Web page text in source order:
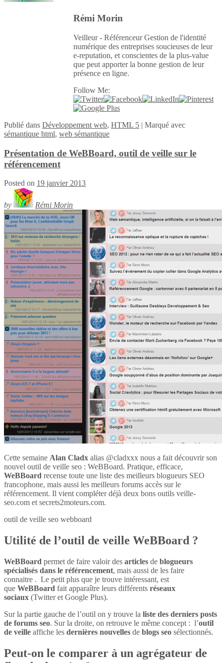
Rémi Morin
Veilleur - Référenceur Gestion de l'identité
numérique des entreprises soucieuses de leur
e-reputation, et conscientes de la plus-value
que peut apporter la bonne gestion de leur
présence en ligne.
Follow Me:
Publié dans Développement web, HTML 5 | Marqué avec
sémantique html, web sémantique
Présentation de WeBBoard, outil de veille sur le
référencement
Posted on 19 janvier 2013
by Rémi Morin
Cette semaine Alan Cladx alias @cladxxx nous a fait découvrir son
nouvel outil de veille seo : WeBBoard. Pratique, efficace,
WeBBoard recense toute une liste des meilleurs blogueurs SEO
francophone, mais aussi les meilleurs forums accès sur le
référencement. Il vient compléter déjà deux bons outils veille-
seo.com et secrets2moteurs.com.
outil de veille seo webboard
Utilité de l’outil de veille WeBBoard ?
WeBBoard permet de faire valoir des articles de blogueurs
spécialisés dans le référencement, mais aussi de les faire
connaitre . Le petit plus que je trouve intéressant, est
que WeBBoard fait apparaître leurs différents réseaux
sociaux (Twitter et Google Plus).
Sur la partie gauche de l’outil on y trouve la liste des derniers posts
de forums seo. Sur la droite, on retrouve le même concept : l’outil
de veille affiche les dernières nouvelles de blogs seo sélectionnés.
Peut-on le comparer à un agrégateur de